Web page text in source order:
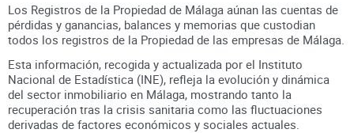
Los Registros de la Propiedad de Málaga aúnan las cuentas de
pérdidas y ganancias, balances y memorias que custodian
todos los registros de la Propiedad de las empresas de Málaga
Esta información, recogida y actualizada por el Instituto
Nacional de Estadística (INE), refleja la evolución y dinámica
del sector inmobiliario en Málaga, mostrando tanto la
recuperación tras la crisis sanitaria como las fluctuaciones
derivadas de factores económicos y sociales actuales.